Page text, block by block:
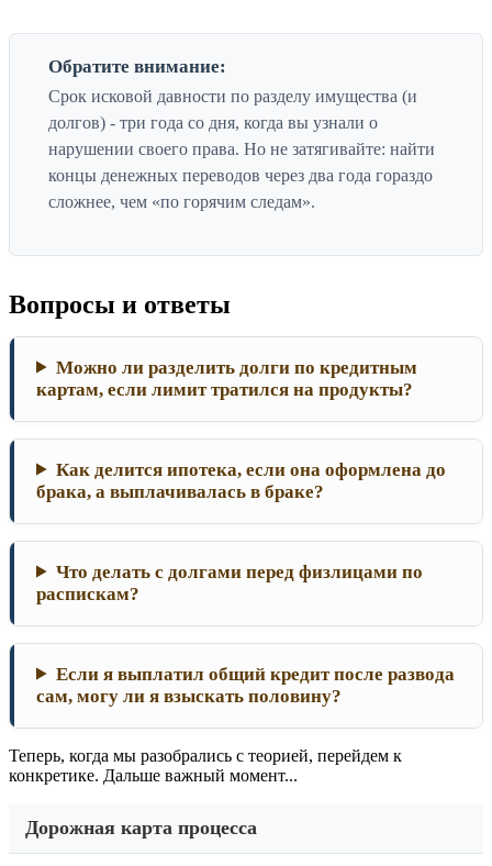
Обратите внимание:
Срок исковой давности по разделу имущества (и
долгов) - три года со дня, когда вы узнали о
нарушении своего права. Но не затягивайте: найти
концы денежных переводов через два года гораздо
сложнее, чем «по горячим следам».
Вопросы и ответы
Можно ли разделить долги по кредитным
картам, если лимит тратился на продукты?
Как делится ипотека, если она оформлена до
брака, а выплачивалась в браке?
Что делать с долгами перед физлицами по
распискам?
Если я выплатил общий кредит после развода
сам, могу ли я взыскать половину?
Теперь, когда мы разобрались с теорией, перейдем к
конкретике. Дальше важный момент...
Дорожная карта процесса